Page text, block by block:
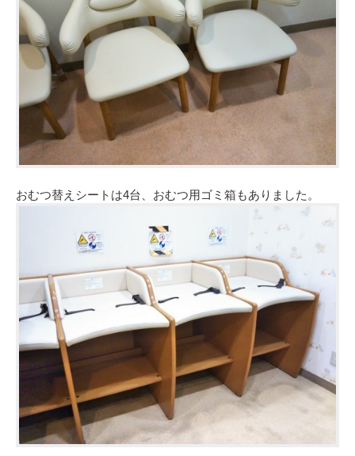
おむつ替えシートは4台、おむつ用ゴミ箱もありました。